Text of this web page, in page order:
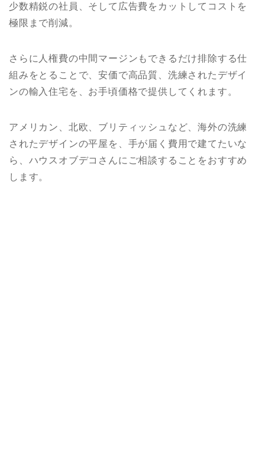
少数精鋭の社員、そして広告費をカットしてコストを
極限まで削減。
さらに人権費の中間マージンもできるだけ排除する仕
組みをとることで、安価で高品質、洗練されたデザイ
ンの輸入住宅を、お手頃価格で提供してくれます。
アメリカン、北欧、ブリティッシュなど、海外の洗練
されたデザインの平屋を、手が届く費用で建てたいな
ら、ハウスオブデコさんにご相談することをおすすめ
します。